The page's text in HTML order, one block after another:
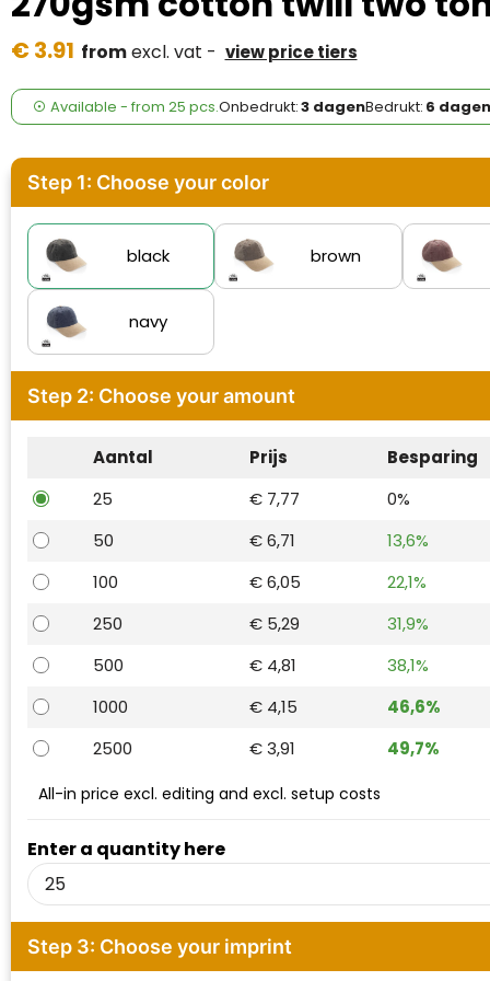
Fresh 'n Rebel
GolfOriginals
James Harvest
Kingcap
Mepal
Moleskine
MyKit
Ocean Bottle
Waterman
€ 3.91 fromexcl. vat - view price tiers
Available - from 25 pcs.Onbedrukt:3 dagenBedrukt: 6 dagen
Step 1: Choose your color
black brown
navy
Step 2: Choose your amount
Aantal Prijs
Besparing
25
€ 7,77
0%
50
€ 6,71
13,6%
100
€ 6,05
22,1%
250
€ 5,29
31,9%
500
€ 4,81
38,1%
1000
€ 4,15
46,6%
2500
€ 3,91 49,7%
Enter a quantity here
All-in price excl. editing and excl. setup costs
Step 3: Choose your imprint